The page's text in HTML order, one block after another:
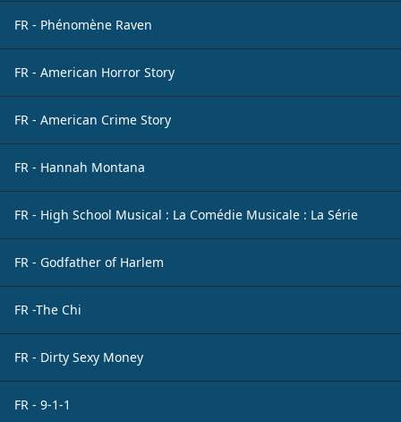
FR - Phénomène Raven
FR - American Horror Story
FR - American Crime Story
FR - Hannah Montana
FR - High School Musical : La Comédie Musicale : La Série
FR - Godfather of Harlem
FR -The Chi
FR - Dirty Sexy Money
FR - 9-1-1